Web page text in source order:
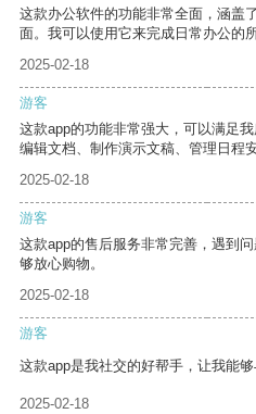
这款办公软件的功能非常全面，涵盖
面。我可以使用它来完成日常办公的
2025-02-18
游客
这款app的功能非常强大，可以满足
编辑文档、制作演示文稿、管理日程安
2025-02-18
游客
这款app的售后服务非常完善，遇到
够放心购物。
2025-02-18
游客
这款app是我社交的好帮手，让我能
2025-02-18